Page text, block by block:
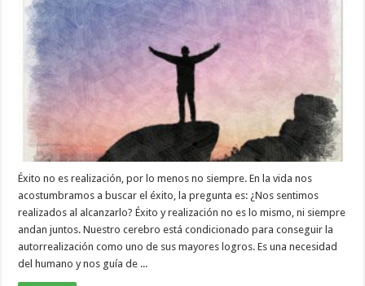
Éxito no es realización, por lo menos no siempre. En la vida nos
acostumbramos a buscar el éxito, la pregunta es: ¿Nos sentimos
realizados al alcanzarlo? Éxito y realización no es lo mismo, ni siempre
andan juntos. Nuestro cerebro está condicionado para conseguir la
autorrealización como uno de sus mayores logros. Es una necesidad
del humano y nos guía de ...